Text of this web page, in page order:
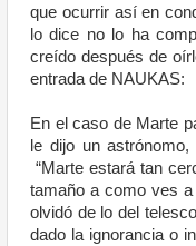
que ocurrir así en
lo dice no lo ha
creído después de
entrada de NAUKAS:
En el caso de Marte
le dijo un
“Marte estará tan
tamaño a como ves
olvidó de lo del
dado la ignorancia o